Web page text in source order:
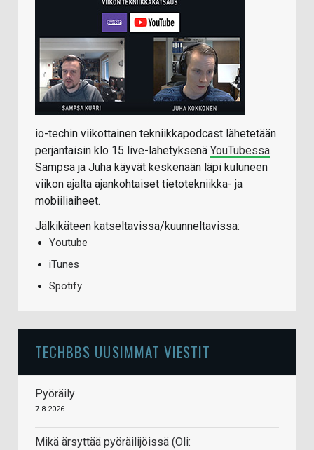
io-techin viikottainen tekniikkapodcast lähetetään
perjantaisin klo 15 live-lähetyksenä YouTubessa.
Sampsa ja Juha käyvät keskenään läpi kuluneen
viikon ajalta ajankohtaiset tietotekniikka- ja
mobiiliaiheet.
Jälkikäteen katseltavissa/kuunneltavissa:
Youtube
iTunes
Spotify
TECHBBS UUSIMMAT VIESTIT
Pyöräily
7.8.2026
Mikä ärsyttää pyöräilijöissä (Oli: